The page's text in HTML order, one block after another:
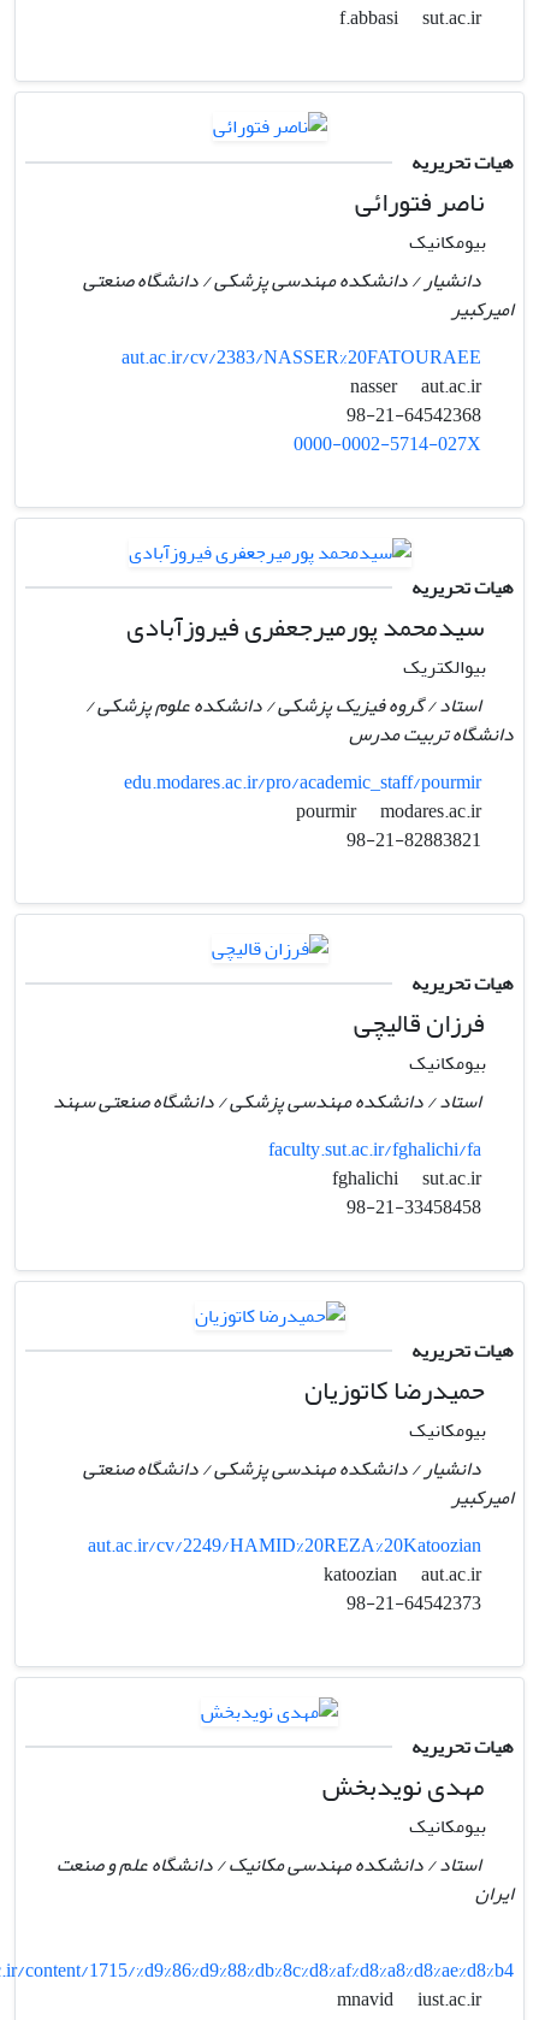
f.abbasi
sut.ac.ir
هیات تحریریه
ناصر فتورائی
بیومکانیک
دانشیار / دانشکده مهندسی پزشکی / دانشگاه صنعتی
امیرکبیر
aut.ac.ir/cv/2383/NASSER%20FATOURAEE
nasser
aut.ac.ir
0000-0002-5714-027X
هیات تحریریه
سیدمحمد پورمیرجعفری فیروزآبادی
بیوالکتریک
استاد / گروه فیزیک پزشکی / دانشکده علوم پزشکی /
دانشگاه تربیت مدرس
edu.modares.ac.ir/pro/academic_staff/pourmir
pourmir
modares.ac.ir
هیات تحریریه
فرزان قالیچی
بیومکانیک
استاد / دانشکده مهندسی پزشکی / دانشگاه صنعتی سهند
faculty.sut.ac.ir/fghalichi/fa
fghalichi
sut.ac.ir
هیات تحریریه
حمیدرضا کاتوزیان
بیومکانیک
دانشیار / دانشکده مهندسی پزشکی / دانشگاه صنعتی
امیرکبیر
aut.ac.ir/cv/2249/HAMID%20REZA%20Katoozian
katoozian
aut.ac.ir
هیات تحریریه
مهدی نویدبخش
بیومکانیک
استاد / دانشکده مهندسی مکانیک / دانشگاه علم و صنعت
ایران
1715/%d9%86%d9%88%db%8c%d8%af%d8%a8%d8%ae%d8%b4
mnavid
iust.ac.ir